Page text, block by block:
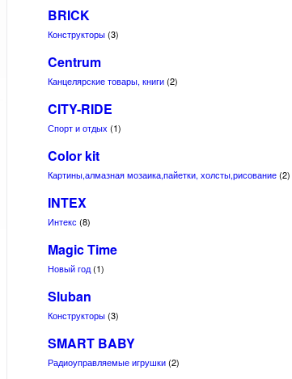
BRICK
Конструкторы(3)
Centrum
Канцелярские товары, книги(2)
CITY-RIDE
Спорт и отдых (1)
Color kit
Картины,алмазная мозаика,пайетки, холсты,рисование(2)
INTEX
Интекс (8)
Magic Time
Новый год(1)
Sluban
Конструкторы(3)
SMART BABY
Радиоуправляемые игрушки(2)